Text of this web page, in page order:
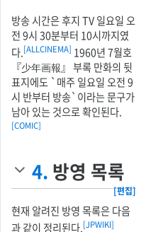
방송 시간은 후지 TV 일요일 오
전 9시 30분부터 10시까지였
다.[ALLCINEMA] 1960년 7월호
『少年画報』 부록 만화의 뒷
표지에도 `매주 일요일 오전 9
시 반부터 방송`이라는 문구가
남아 있는 것으로 확인된다.
[COMIC]
4. 방영 목록
[편집]
현재 알려진 방영 목록은 다음
과 같이 정리된다.[JPWIKI]